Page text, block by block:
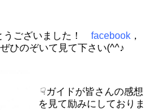
うございました！ facebook ，
ひのぞいて見て下さい(^^♪
☟ガイドが皆さんの感想
を見て励みにしておりま